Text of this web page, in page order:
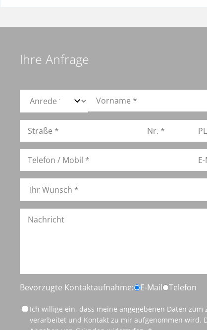
Ihre Anfrage
Bevorzugte Kontaktaufnahme: E-Mail Telefon
Ich willige ein, dass meine angegebenen Daten
verarbeitet und Kontakt zu mir aufgenommen wird.